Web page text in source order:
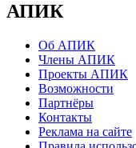
АПИК
Об АПИК
Члены АПИК
Проекты АПИК
Возможности
Партнёры
Контакты
Реклама на сайте